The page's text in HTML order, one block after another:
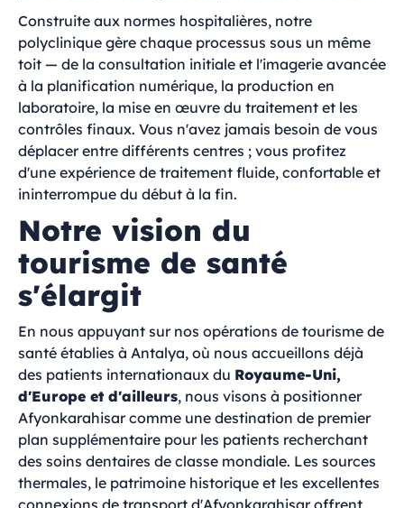
Construite aux normes hospitalières, notre
polyclinique gère chaque processus sous un même
toit — de la consultation initiale et l'imagerie avancée
à la planification numérique, la production en
laboratoire, la mise en œuvre du traitement et les
contrôles finaux. Vous n'avez jamais besoin de vous
déplacer entre différents centres ; vous profitez
d'une expérience de traitement fluide, confortable et
ininterrompue du début à la fin.
Notre vision du
tourisme de santé
s'élargit
En nous appuyant sur nos opérations de tourisme de
santé établies à Antalya, où nous accueillons déjà
des patients internationaux du Royaume-Uni,
d'Europe et d'ailleurs, nous visons à positionner
Afyonkarahisar comme une destination de premier
plan supplémentaire pour les patients recherchant
des soins dentaires de classe mondiale. Les sources
thermales, le patrimoine historique et les excellentes
connexions de transport d'Afyonkarahisar offrent